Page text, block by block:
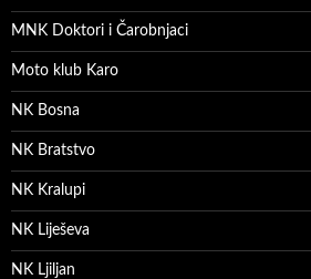
MNK Doktori i Čarobnjaci
Moto klub Karo
NK Bosna
NK Bratstvo
NK Kralupi
NK Liješeva
NK Ljiljan